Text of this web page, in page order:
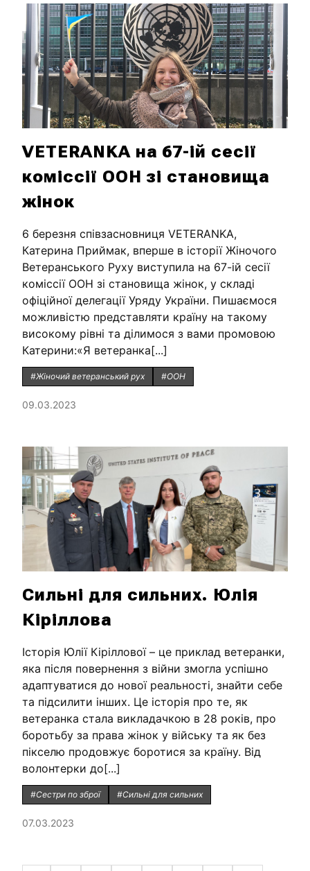
VETERANKA на 67-ій сесії
коміссії ООН зі становища
жінок
6 березня співзасновниця VETERANKA,
Катерина Приймак, вперше в історії Жіночого
Ветеранського Руху виступила на 67-ій сесії
коміссії ООН зі становища жінок, у складі
офіційної делегації Уряду України. Пишаємося
можливістю представляти країну на такому
високому рівні та ділимося з вами промовою
Катерини:«Я ветеранка[...]
#Жіночий ветеранський рух #ООН
09.03.2023
Сильні для сильних. Юлія
Кіріллова
Історія Юлії Кіріллової – це приклад ветеранки,
яка після повернення з війни змогла успішно
адаптуватися до нової реальності, знайти себе
та підсилити інших. Це історія про те, як
ветеранка стала викладачкою в 28 років, про
боротьбу за права жінок у війську та як без
пікселю продовжує боротися за країну. Від
волонтерки до[...]
#Сестри по зброї #Сильні для сильних
07.03.2023